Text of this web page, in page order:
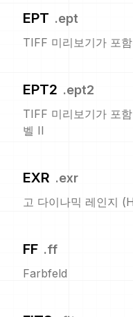
EPT .ept
TIFF 미리보기가 포
EPT2 .ept2
TIFF 미리보기가 포
벨 II
EXR .exr
고 다이나믹 레인지
FF .ff
Farbfeld